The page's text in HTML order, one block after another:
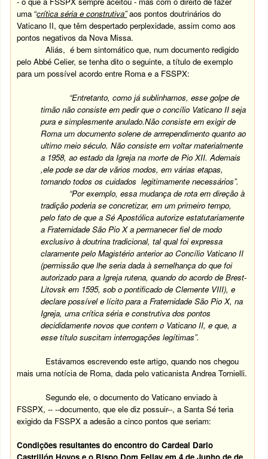
uma “crítica séria e construtiva” aos pontos doutrinários do
Vaticano II, que têm despertado perplexidade, assim como aos
pontos negativos da Nova Missa.
Aliás, é bem sintomático que, num documento redigido
pelo Abbé Celier, se tenha dito o seguinte, a título de exemplo
para um possível acordo entre Roma e a FSSPX:
“Entretanto, como já sublinhamos, esse golpe de
timão não consiste em pedir que o concílio Vaticano II seja
pura e simplesmente anulado.Não consiste em exigir de
Roma um documento solene de arrrependimento quanto ao
ultimo meio século. Não consiste em voltar materialmente
a 1958, ao estado da Igreja na morte de Pio XII. Ademais
,ele pode se dar de vãrios modos, em várias etapas,
tomando todos os cuidados legitimamente necessários”.
“Por exemplo, essa mudança de rota em direção à
tradição poderia se concretizar, em um primeiro tempo,
pelo fato de que a Sé Apostólica autorize estatutariamente
a Fraternidade São Pio X a permanecer fiel de modo
exclusivo à doutrina tradicional, tal qual foi expressa
claramente pelo Magistério anterior ao Concílio Vaticano II
(permissão que lhe seria dada à semelhança do que foi
autorizado para a Igreja rutena, quando do acordo de Brest-
Litovsk em 1595, sob o pontificado de Clemente VIII), e
declare possível e lícito para a Fraternidade São Pio X, na
Igreja, uma crítica séria e construtiva dos pontos
decididamente novos que contem o Vaticano II, e que, a
esse título suscitam interrogações legítimas”.
Estávamos escrevendo este artigo, quando nos chegou
mais uma notícia de Roma, dada pelo vaticanista Andrea Tornielli.
Segundo ele, o documento do Vaticano enviado à
FSSPX, -- --documento, que ele diz possuir--, a Santa Sé teria
exigido da FSSPX a adesão a cinco pontos que seriam:
Condições resultantes do encontro do Cardeal Dario